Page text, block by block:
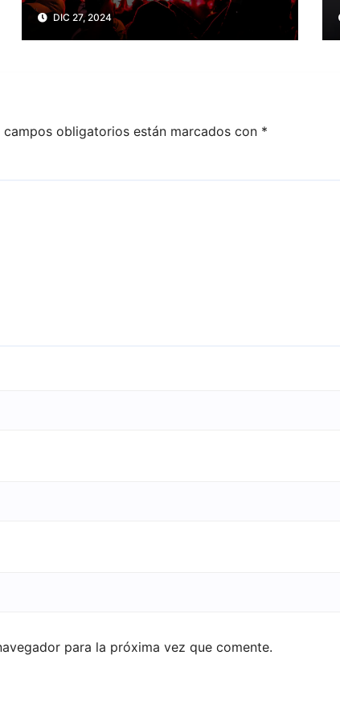
balance a 200 trabajadores
de la prensa muertos en
DIC 27, 2024
campos obligatorios están marcados con *
para la próxima vez que comente.